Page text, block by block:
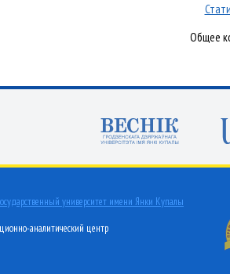
Общее
университет имени Янки Купалы
аналитический центр